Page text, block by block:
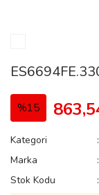
%15
Kategori
Marka
Stok Kodu